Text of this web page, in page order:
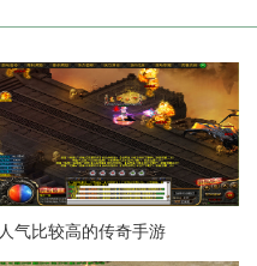
人气比较高的传奇手游